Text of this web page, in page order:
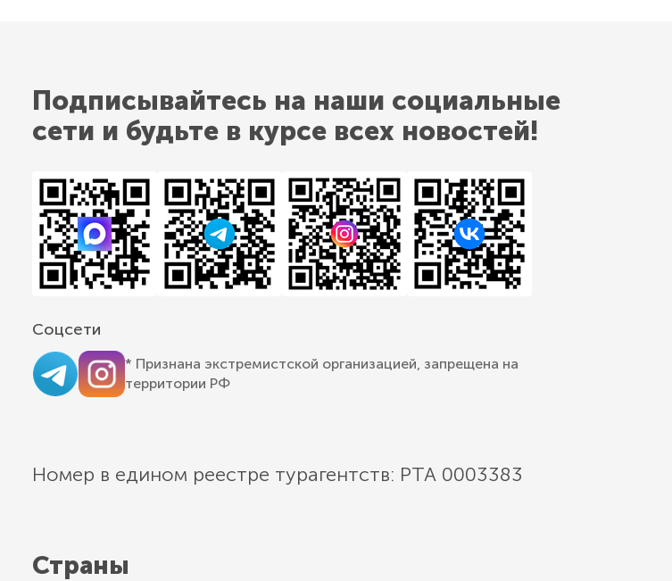
Подписывайтесь на наши социальные
сети и будьте в курсе всех новостей!
Соцсети
* Признана экстремистской организацией, запрещена на
территории РФ
Номер в едином реестре турагентств: РТА 0003383
Страны